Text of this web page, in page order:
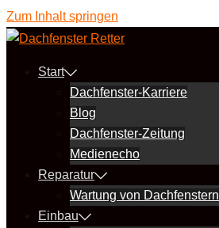
Zum Inhalt springen
Start
Dachfenster-Karriere
Blog
Dachfenster-Zeitung
Medienecho
Reparatur
Wartung von Dachfenstern
Einbau